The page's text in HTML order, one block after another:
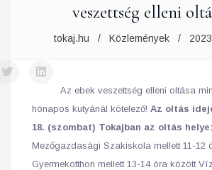
veszettség elleni
tokaj.hu Közlemények
Az ebek veszettség elleni oltása
hónapos kutyánál kötelező! Az oltás
18. (szombat) Tokajban az oltás helye:
Mezőgazdasági Szakiskola mellett 11-12
Gyermekotthon mellett 13-14 óra között